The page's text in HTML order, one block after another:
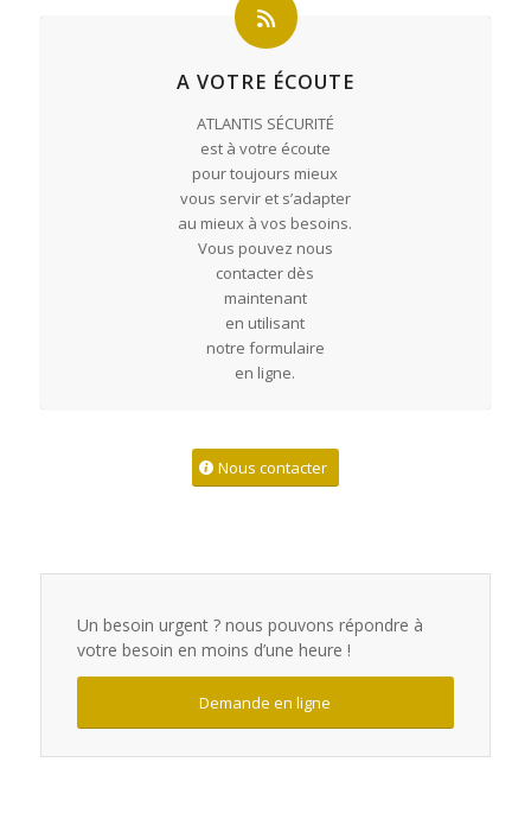
A VOTRE ÉCOUTE
ATLANTIS SÉCURITÉ
est à votre écoute
pour toujours mieux
vous servir et s’adapter
au mieux à vos besoins.
Vous pouvez nous
contacter dès
maintenant
en utilisant
notre formulaire
en ligne.
Nous contacter
Un besoin urgent ? nous pouvons répondre à
votre besoin en moins d’une heure !
Demande en ligne